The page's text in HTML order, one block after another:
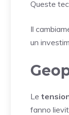
Queste
Il
un
Le
fanno